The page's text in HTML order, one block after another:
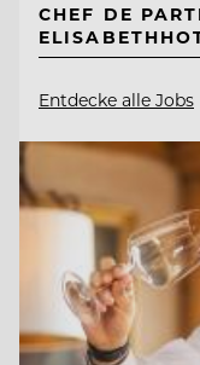
CHEF DE PARTIE -
Entdecke alle Jobs